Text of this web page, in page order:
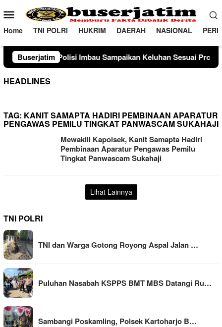
ke
konten
Menu
Mobile
Home TNI POLRI HUKRIM DAERAH NASIONAL
Buserjatim
Imbau Sampaikan Keluhan Sesuai Prosedur
HEADLINES
TAG: KANIT SAMAPTA HADIRI PEMBINAAN APARATUR
PENGAWAS PEMILU TINGKAT PANWASCAM SUKAHAJI
Mewakili Kapolsek, Kanit Samapta Hadiri
Pembinaan Aparatur Pengawas Pemilu
Tingkat Panwascam Sukahaji
Lihat Lainnya
TNI POLRI
TNI dan Warga Gotong Royong Aspal Jalan …
Puluhan Nasabah KSPPS BMT MBS Datangi Ru…
Sambangi Poskamling, Polsek Kartoharjo B…